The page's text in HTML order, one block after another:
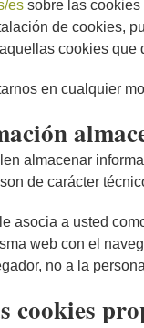
es sobre las cookies
de cookies,
cookies que
en cualquier
almacenar
de carácter
asocia a usted
web con el
no a la
cookies